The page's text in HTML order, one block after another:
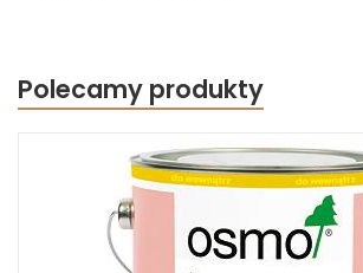
Polecamy produkty